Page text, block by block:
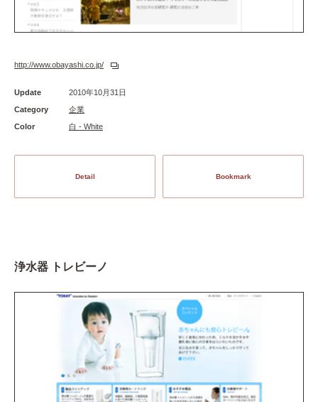
http://www.obayashi.co.jp/
Update
2010年10月31日
Category
企業
Color
白 - White
Detail Bookmark
浄水器 トレビーノ